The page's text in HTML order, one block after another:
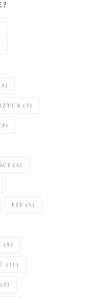
(3)
(3)
FIT (5)
(9)
(11)
(3)